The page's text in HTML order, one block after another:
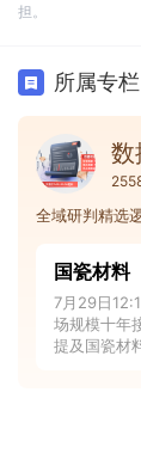
担。
所属专栏
数
全域研判精选
国瓷材料
7月29日
场规模十年
提及国瓷材